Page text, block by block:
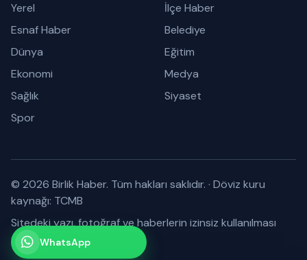
Yerel
İlçe Haber
Esnaf Haber
Belediye
Dünya
Eğitim
Ekonomi
Medya
Sağlık
Siyaset
Spor
© 2026 Birlik Haber. Tüm hakları saklıdır. · Döviz kuru
kaynağı: TCMB
Sitedeki yazı, fotoğraf ve haberlerin izinsiz kullanılması
yasaktır.WhatsApp
Kanalımız
Abone olabilirsiniz